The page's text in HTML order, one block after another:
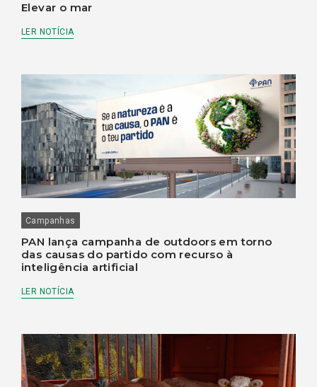
Elevar o mar
LER NOTÍCIA
Campanhas
PAN lança campanha de outdoors em torno
das causas do partido com recurso à
inteligência artificial
LER NOTÍCIA